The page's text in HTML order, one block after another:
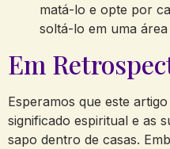
‍matá-lo e opte por
soltá-lo em uma
Em
Esperamos que este
significado espiritual ​e as
sapo dentro de casas.